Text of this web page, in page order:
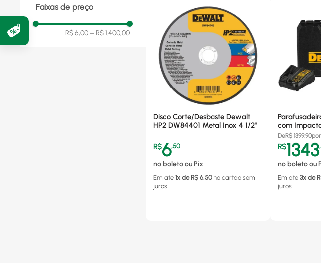
Bivolt ( )
Faixas de preço
R$ 6,00 – R$ 1.400,00
Disco Corte/Desbaste Dewalt
HP2 DW84401 Metal Inox 4 1/2"
R$6,50
no boleto ou Pix
Em ate 1x de R$ 6,50 no cartao sem
juros
com
DCD7781D2-
DeR$ 1399,90por
R$1343,
no boleto ou
Em ate 3x de
juros